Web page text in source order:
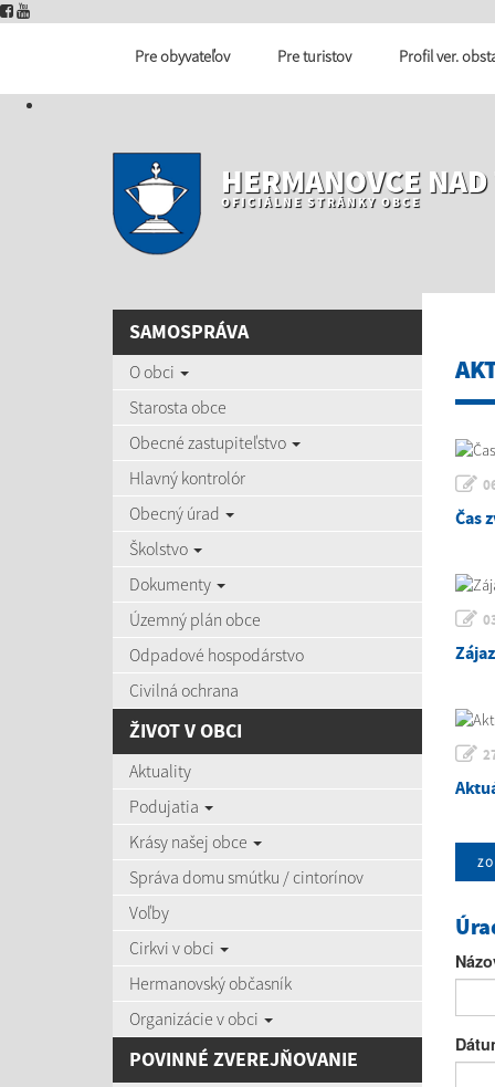
Pre obyvateľov Pre turistov Profil ver.
HERMANOVCE
OFICIÁLNE STRÁNKY OBCE
SAMOSPRÁVA
O obci
Starosta obce
Obecné zastupiteľstvo
Hlavný kontrolór
Obecný úrad
Školstvo
Dokumenty
Územný plán obce
Odpadové hospodárstvo
Civilná ochrana
ŽIVOT V OBCI
Aktuality
Podujatia
Krásy našej obce
Správa domu smútku / cintorínov
Voľby
Cirkvi v obci
Hermanovský občasník
Organizácie v obci
POVINNÉ ZVEREJŇOVANIE
Čas